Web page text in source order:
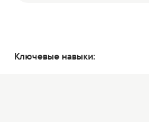
Ключевые навыки: